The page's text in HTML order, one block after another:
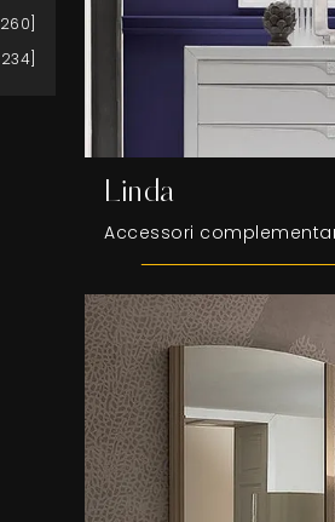
260
234
Linda